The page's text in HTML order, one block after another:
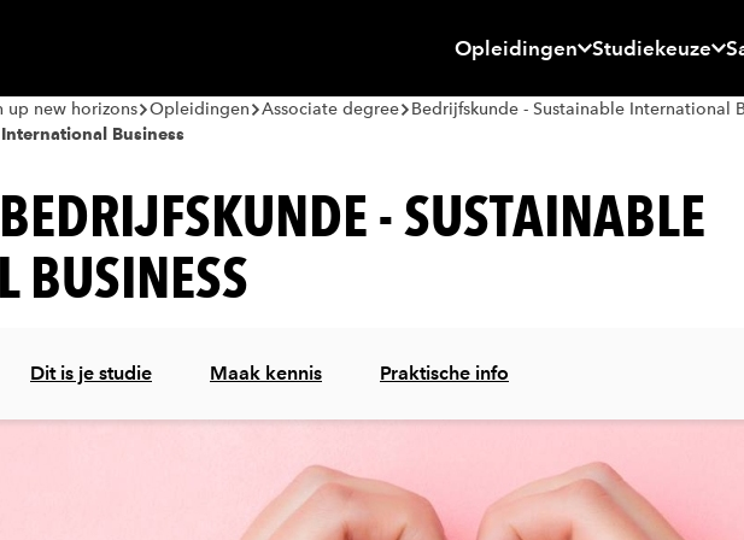
Opleidingen Studiekeuze
up new horizons Opleidingen Associate degree Bedrijfskunde - Sustainable International
Business
- SUSTAINABLE
BUSINESS
Dit is je studie Maak kennis Praktische info